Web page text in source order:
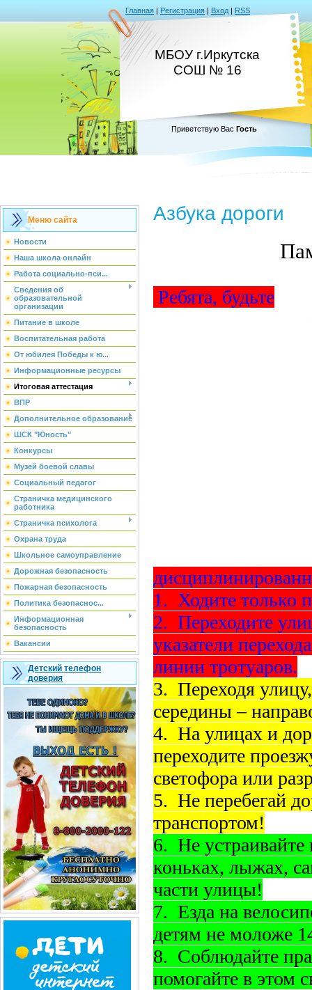
Главная | Регистрация | Вход | RSS
МБОУ г.Иркутска
СОШ № 16
Приветствую Вас Гость
Меню сайта
Новости
Наша школа онлайн
Работа социально-пси...
Сведения об
образовательной
организации
Питание в школе
Воспитательная работа
От юбилея Победы к ю...
Информационные ресурсы
Итоговая аттестация
ВПР
Дополнительное образование
ШСК "Юность"
Конкурсы
Музей боевой славы
Социальный педагог
Страничка медицинского
работника
Страничка психолога
Охрана труда
Школьное самоуправление
Дорожная безопасность
Пожарная безопасность
Политика безопаснос...
Информационная
безопасность
Вакансии
Детский телефон
доверия
Азбука дороги
Ребята, будьте
1. Ходите только
2. Переходите
указатели
линии тротуаров.
3. Переходя
середины –
4. На улицах и
переходите
светофора или
5. Не перебегай
транспортом!
6. Не устраивайте
коньках, лыжах,
части улицы!
7. Езда на
детям не моложе
8. Соблюдайте
помогайте в этом